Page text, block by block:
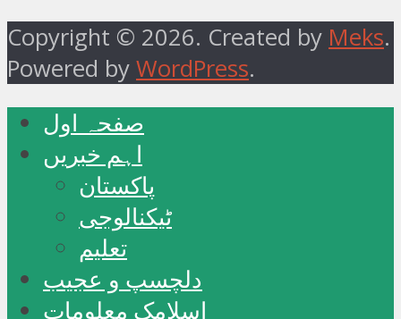
Copyright © 2026. Created by Meks.
Powered by WordPress.
صفحہ اول
اہم خبریں
پاکستان
ٹیکنالوجی
تعلیم
دلچسپ و عجیب
اسلامک معلومات